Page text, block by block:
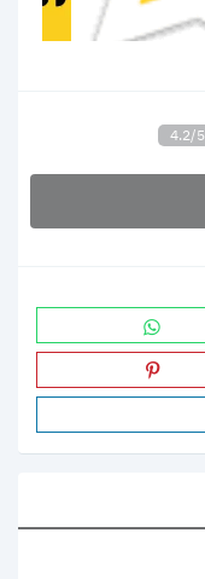
4.2/5